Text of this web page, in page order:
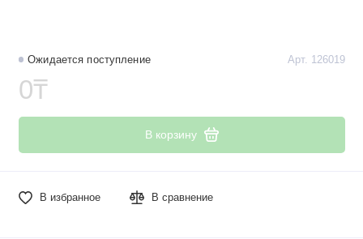
Ожидается поступление Арт. 126019
0₸
В корзину
В избранное В сравнение